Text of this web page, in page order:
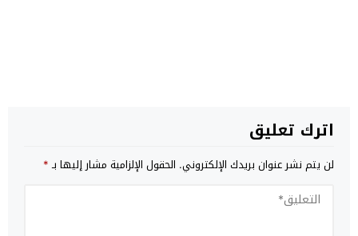
اترك تعليق
لن يتم نشر عنوان بريدك الإلكتروني. الحقول الإلزامية مشار إليها بـ*